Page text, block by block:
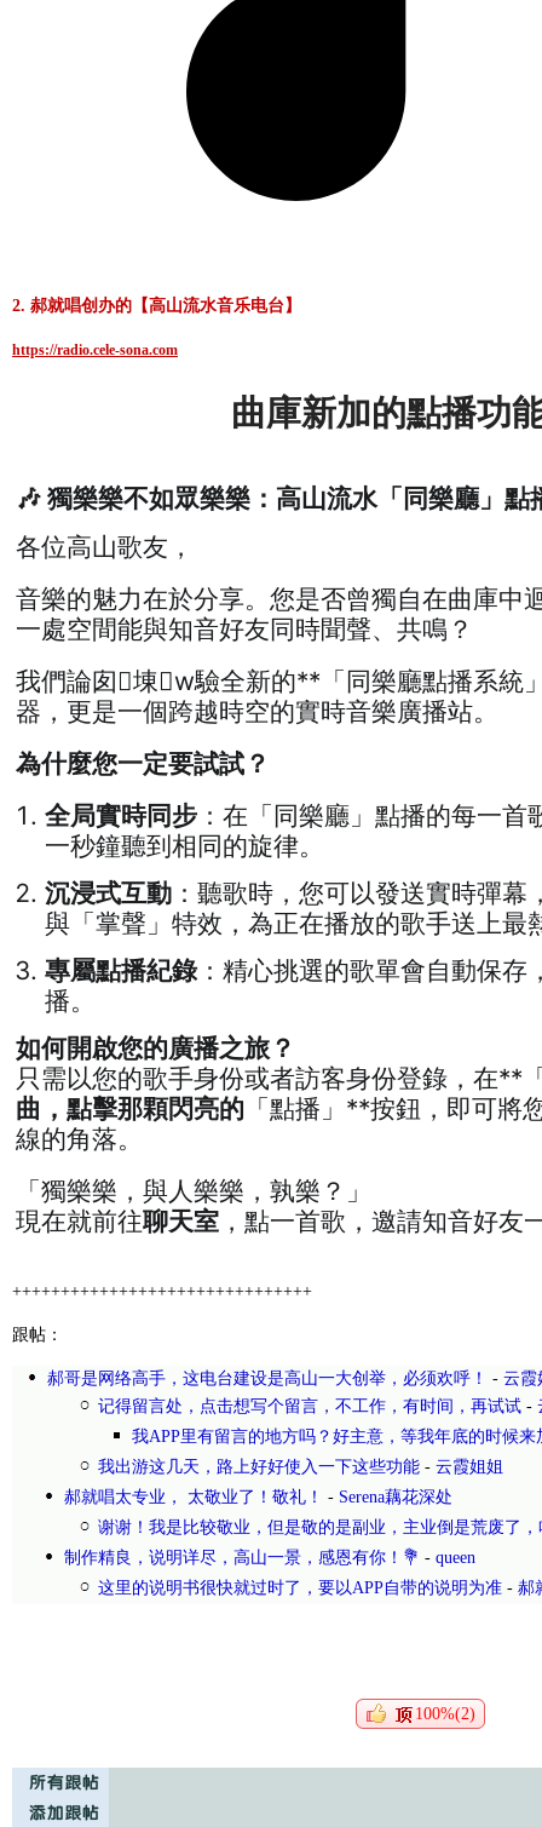
2. 郝就唱创办的【高山流水音乐电台】
https://radio.cele-sona.com
曲庫新加的點播功
🎶 獨樂樂不如眾樂樂：高山流水「同樂廳」點
各位高山歌友，
音樂的魅力在於分享。您是否曾獨自在曲庫中
一處空間能與知音好友同時聞聲、共鳴？
我們論囱埬w驗全新的**「同樂廳點播系統
器，更是一個跨越時空的實時音樂廣播站。
為什麼您一定要試試？
全局實時同步 ：在「同樂廳」點播的每一
一秒鐘聽到相同的旋律。
沉浸式互動 ：聽歌時，您可以發送實時彈
與「掌聲」特效，為正在播放的歌手送上最
專屬點播紀錄：精心挑選的歌單會自動保存
播。
如何開啟您的廣播之旅？
只需以您的歌手身份或者訪客身份登錄，在**
曲，點擊那顆閃亮的 「點播」**按鈕，即可將
線的角落。
「獨樂樂，與人樂樂，孰樂？」
現在就前往聊天室 ，點一首歌，邀請知音好友
+++++++++++++++++++++++++++++++
跟帖：
郝哥是网络高手，这电台建设是高山一大创举，必须欢呼！ - 云霞
记得留言处，点击想写个留言，不工作，有时间，再试试 -
我APP里有留言的地方吗？好主意，等我年底的时候来
我出游这几天，路上好好使入一下这些功能 - 云霞姐姐
郝就唱太专业， 太敬业了！敬礼！
- Serena藕花深处
谢谢！我是比较敬业，但是敬的是副业，主业倒是荒废了
制作精良，说明详尽，高山一景，感恩有你！💐 - queen
这里的说明书很快就过时了，要以APP自带的说明为准 - 郝
100%(2)